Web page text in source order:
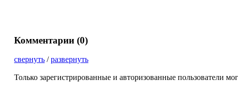
Комментарии (0)
свернуть /развернуть
Только зарегистрированные и авторизованные пользователи